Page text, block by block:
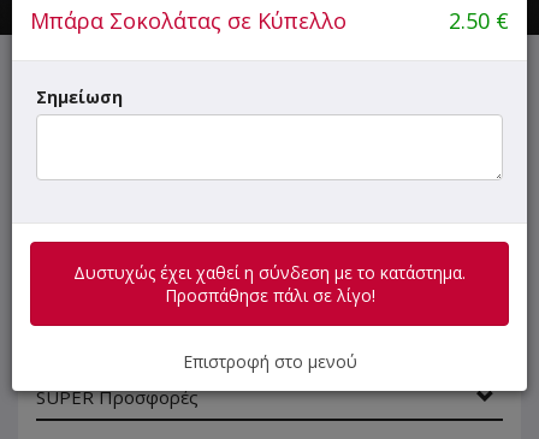
SUPER Προσφορές
Μπάρα Σοκολάτας σε Κύπελλο 2.50 €
Σημείωση
Δυστυχώς έχει χαθεί η σύνδεση με το κατάστημα.
Προσπάθησε πάλι σε λίγο!
Επιστροφή στο μενού